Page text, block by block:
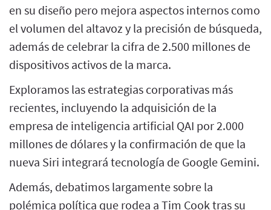
en su diseño pero mejora aspectos internos como
el volumen del altavoz y la precisión de búsqueda,
además de celebrar la cifra de 2.500 millones de
dispositivos activos de la marca.
Exploramos las estrategias corporativas más
recientes, incluyendo la adquisición de la
empresa de inteligencia artificial QAI por 2.000
millones de dólares y la confirmación de que la
nueva Siri integrará tecnología de Google Gemini.
Además, debatimos largamente sobre la
polémica política que rodea a Tim Cook tras su